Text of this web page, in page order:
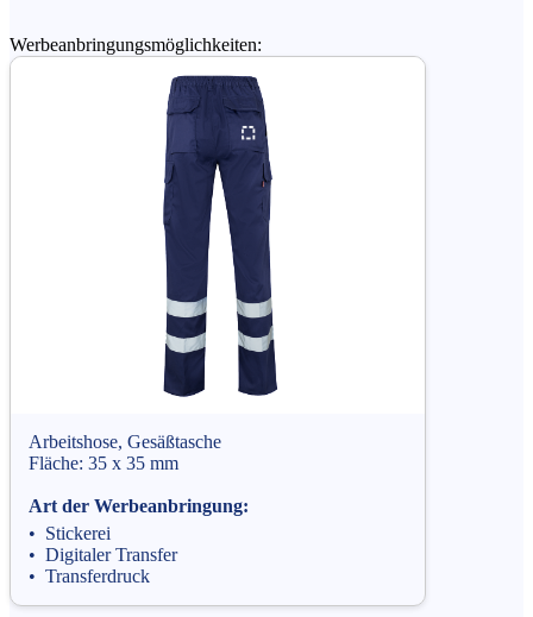
Werbeanbringungsmöglichkeiten:
Arbeitshose, Gesäßtasche
Fläche: 35 x 35 mm
Art der Werbeanbringung:
• Stickerei
• Digitaler Transfer
• Transferdruck